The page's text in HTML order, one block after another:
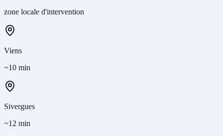
zone locale d'intervention
Viens
~10 min
Sivergues
~12 min